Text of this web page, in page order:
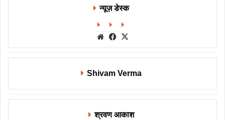
न्यूज़ डेस्क
WebsiteFacebook
Shivam Verma
श्रवण आकाश